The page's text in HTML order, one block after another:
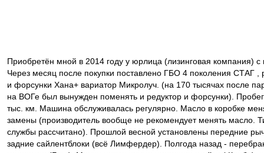
Приобретён мной в 2014 году у юрлица (лизинговая компания) с
Через месяц после покупки поставлено ГБО 4 поколения СТАГ ,
и форсунки Хана+ вариатор Микролуч. (на 170 тысячах после
на ВОГе был вынужден поменять и редуктор и форсунки).
тыс. км. Машина обслуживалась регулярно. Масло в коробке
замены (производитель вообще не рекомендует менять масло.
службы рассчитано). Прошлой весной установлены передние
задние сайлентблоки (всё Лимфердер). Полгода назад -